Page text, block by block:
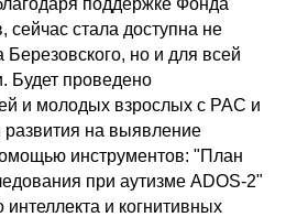
поддержке Фонда
сейчас стала доступна не
Березовского, но и для всей
Будет проведено
и молодых взрослых с РАС и
на выявление
инструментов: "План
при аутизме ADOS-2"
интеллекта и когнитивных